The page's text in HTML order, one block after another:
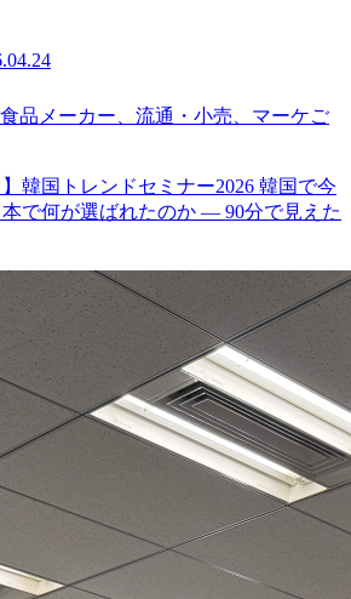
品メーカー、流通・小売、マーケご
】韓国トレンドセミナー2026 韓国で今
で何が選ばれたのか — 90分で見えた